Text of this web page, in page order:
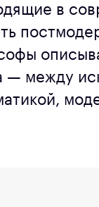
в
— между